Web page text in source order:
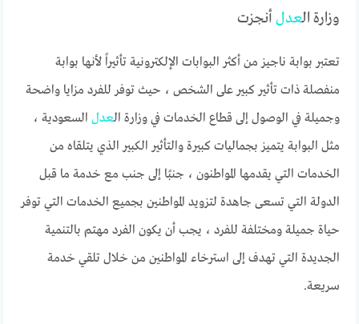
وزارة العدل أنجزت
تعتبر بوابة ناجيز من أكثر البوابات الإلكترونية تأثيراً لأنها بوابة
منفصلة ذات تأثير كبير على الشخص ، حيث توفر للفرد مزايا واضحة
وجميلة في الوصول إلى قطاع الخدمات في وزارة العدل السعودية ،
مثل البوابة يتميز بجماليات كبيرة والتأثير الكبير الذي يتلقاه من
الخدمات التي يقدمها المواطنون ، جنبًا إلى جنب مع خدمة ما قبل
الدولة التي تسعى جاهدة لتزويد المواطنين بجميع الخدمات التي توفر
حياة جميلة ومختلفة للفرد ، يجب أن يكون الفرد مهتم بالتنمية
الجديدة التي تهدف إلى استرخاء المواطنين من خلال تلقي خدمة
سريعة.